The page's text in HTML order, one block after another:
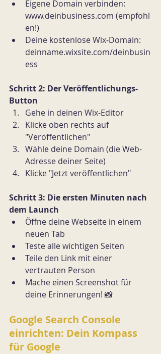
Eigene Domain verbinden:
www.deinbusiness.com (empfohl
en!)
Deine kostenlose Wix-Domain:
deinname.wixsite.com/deinbusin
ess
Schritt 2: Der Veröffentlichungs-
Button
Gehe in deinen Wix-Editor
Klicke oben rechts auf
"Veröffentlichen"
Wähle deine Domain (die Web-
Adresse deiner Seite)
Klicke "Jetzt veröffentlichen"
Schritt 3: Die ersten Minuten nach
dem Launch
Öffne deine Webseite in einem
neuen Tab
Teste alle wichtigen Seiten
Teile den Link mit einer
vertrauten Person
Mache einen Screenshot für
deine Erinnerungen! 📸
Google Search Console
einrichten: Dein Kompass
für Google